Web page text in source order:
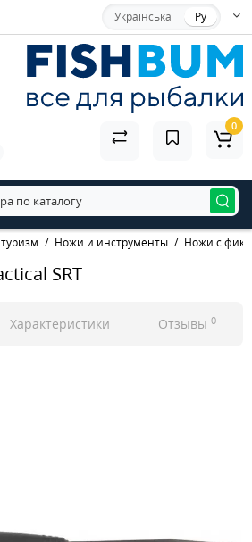
Українська Ру
0
Ножи и инструменты Ножи с
SRT
Характеристики Отзывы 0